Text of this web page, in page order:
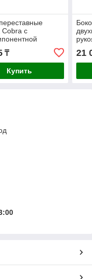
Cobra с
250мм 8702250
₸
Купить
21